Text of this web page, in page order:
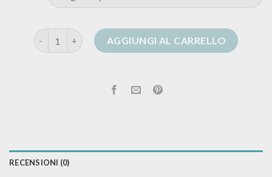
golfino blu donna quantitàAGGIUNGI AL CARRELLO
RECENSIONI (0)